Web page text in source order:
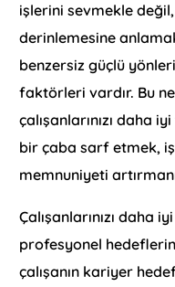
işlerini sevmekle
derinlemesine
benzersiz güçlü
faktörleri vardır. Bu
çalışanlarınızı daha
bir çaba sarf etmek,
memnuniyeti
Çalışanlarınızı daha
profesyonel
çalışanın kariyer